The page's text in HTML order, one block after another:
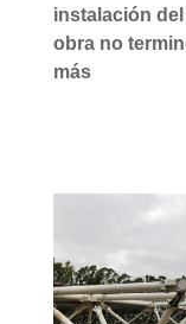
instalación
obra no
más